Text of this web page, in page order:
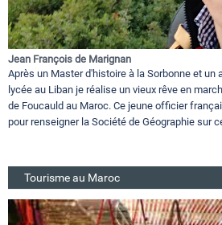
Jean François de Marignan
Après un Master d'histoire à la Sorbonne et un
lycée au Liban je réalise un vieux rêve en
de Foucauld au Maroc. Ce jeune officier
pour renseigner la Société de Géographie sur
Tourisme au Maroc